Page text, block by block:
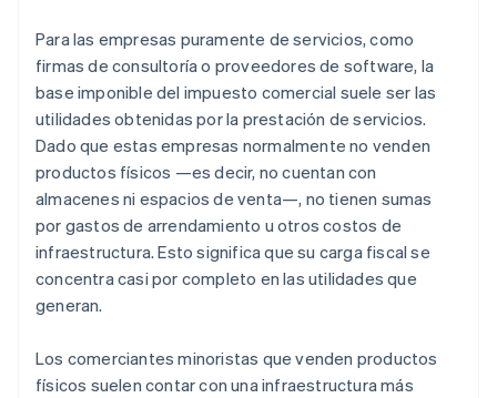
Para las empresas puramente de servicios, como
firmas de consultoría o proveedores de software, la
base imponible del impuesto comercial suele ser las
utilidades obtenidas por la prestación de servicios.
Dado que estas empresas normalmente no venden
productos físicos —es decir, no cuentan con
almacenes ni espacios de venta—, no tienen sumas
por gastos de arrendamiento u otros costos de
infraestructura. Esto significa que su carga fiscal se
concentra casi por completo en las utilidades que
generan.
Los comerciantes minoristas que venden productos
físicos suelen contar con una infraestructura más